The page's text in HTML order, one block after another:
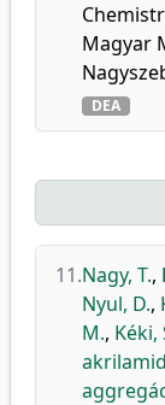
Magyar
DEA
11.Nagy, T.,
Nyul, D.,
M., Kéki,